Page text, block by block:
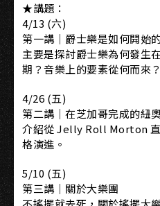
★講題：
4/13 (六)
第一講｜爵士樂是如何開始
主要是探討爵士樂為何發生
期？音樂上的要素從何而來？
4/26 (五)
第二講｜在芝加哥完成的紐
介紹從 Jelly Roll Morton
格演進。
5/10 (五)
第三講｜關於大樂團